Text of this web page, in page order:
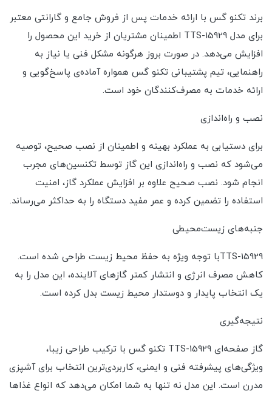
برند تکنو گس با ارائه خدمات پس از فروش جامع و گارانتی معتبر
برای مدل TTS-15929 اطمینان مشتریان از خرید این محصول را
افزایش می‌دهد. در صورت بروز هرگونه مشکل فنی یا نیاز به
راهنمایی، تیم پشتیبانی تکنو گس همواره آماده‌ی پاسخ‌گویی و
ارائه خدمات به مصرف‌کنندگان خود است.
نصب و راه‌اندازی
برای دستیابی به عملکرد بهینه و اطمینان از نصب صحیح، توصیه
می‌شود که نصب و راه‌اندازی این گاز توسط تکنسین‌های مجرب
انجام شود. نصب صحیح علاوه بر افزایش عملکرد گاز، امنیت
استفاده را تضمین کرده و عمر مفید دستگاه را به حداکثر می‌رساند.
جنبه‌های زیست‌محیطی
TTS-15929با توجه ویژه به حفظ محیط زیست طراحی شده است.
کاهش مصرف انرژی و انتشار کمتر گازهای آلاینده، این مدل را به
یک انتخاب پایدار و دوستدار محیط زیست بدل کرده است.
نتیجه‌گیری
گاز صفحه‌ای TTS-15929 تکنو گس با ترکیب طراحی زیبا،
ویژگی‌های پیشرفته فنی و ایمنی، کاربردی‌ترین انتخاب برای آشپزی
مدرن است. این مدل نه تنها به شما امکان می‌دهد که انواع غذاها